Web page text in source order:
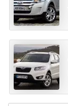
o
s